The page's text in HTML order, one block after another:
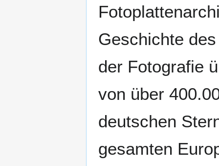
Geschichte
der Fotografie
von über
deutschen
gesamten